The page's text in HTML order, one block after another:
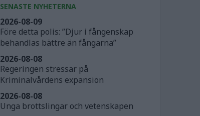
SENASTE NYHETERNA
Före detta polis: ”Djur i fångenskap
behandlas bättre än fångarna”
2026-08-09
Regeringen stressar på
Kriminalvårdens expansion
2026-08-08
Unga brottslingar och vetenskapen
2026-08-08